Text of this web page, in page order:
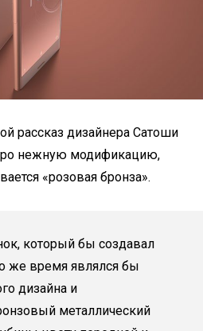
рассказ дизайнера Сатоши
нежную модификацию,
«розовая бронза».
который бы создавал
же время являлся бы
дизайна и
металлический